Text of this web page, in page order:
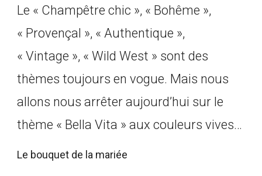
Le « Champêtre chic », « Bohême »,
« Provençal », « Authentique »,
« Vintage », « Wild West » sont des
thèmes toujours en vogue. Mais nous
allons nous arrêter aujourd’hui sur le
thème « Bella Vita » aux couleurs vives…
Le bouquet de la mariée